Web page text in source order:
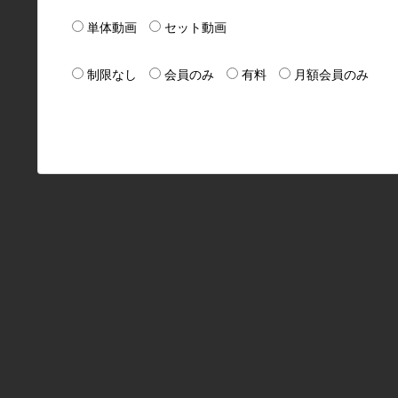
単体動画 セット動画
制限なし 会員のみ 有料 月額会員のみ